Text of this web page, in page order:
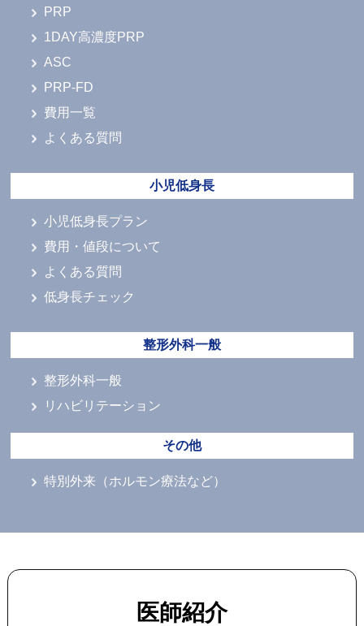
PRP
1DAY高濃度PRP
ASC
PRP-FD
費用一覧
よくある質問
小児低身長
小児低身長プラン
費用・値段について
よくある質問
低身長チェック
整形外科一般
整形外科一般
リハビリテーション
その他
特別外来（ホルモン療法など）
医師紹介